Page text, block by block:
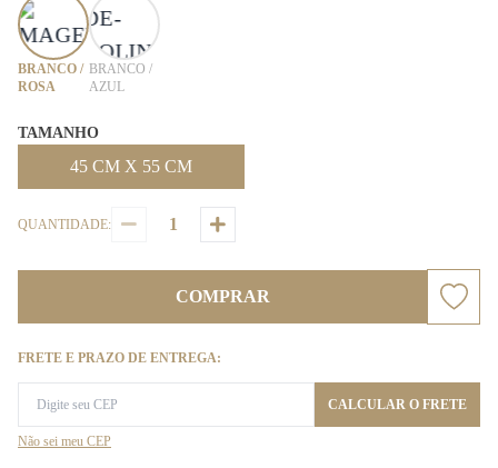
BRANCO /
ROSA
BRANCO /
AZUL
TAMANHO
45 CM X 55 CM
QUANTIDADE:
COMPRAR
FRETE E PRAZO DE ENTREGA:
CALCULAR O FRETE
Não sei meu CEP